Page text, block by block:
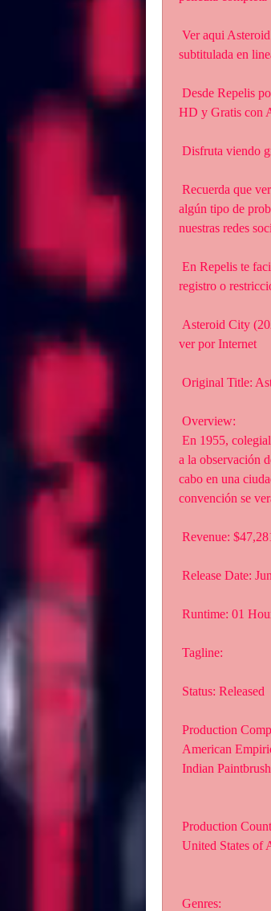
subtitulada en
HD y Gratis con
Disfruta viendo
algún tipo de
nuestras redes
registro o
ver por Internet
Original Title:
Overview:
a la observación
cabo en una
convención se
Revenue:
Release Date:
Runtime: 01
Tagline:
Status: Released
Production
American
Indian
Production
United States of
Genres: